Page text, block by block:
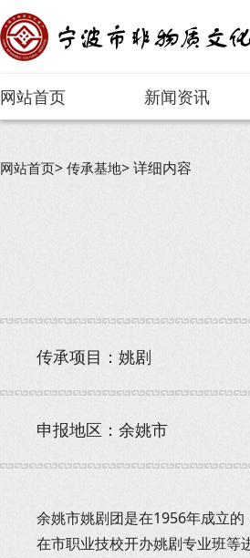
网站首页 新闻资讯
网站首页 传承基地 详细内容
传承项目：姚剧
申报地区：余姚市
余姚市姚剧团是在1956年成立
在市职业技校开办姚剧专业班等